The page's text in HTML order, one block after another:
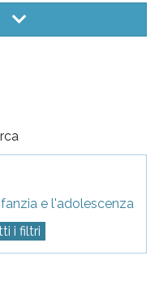
e l'adolescenza
i filtri